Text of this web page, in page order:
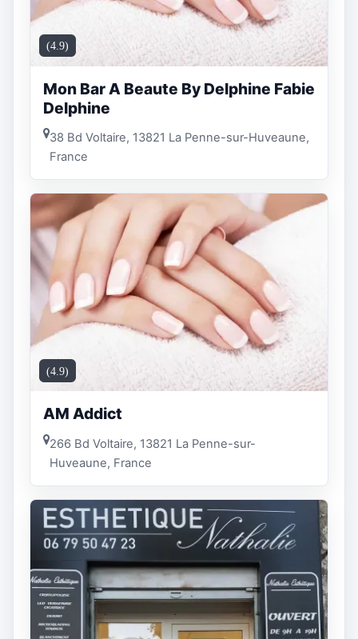
(4.9)
Mon Bar A Beaute By Delphine Fabie
Delphine
38 Bd Voltaire, 13821 La Penne-sur-Huveaune,
France
(4.9)
AM Addict
266 Bd Voltaire, 13821 La Penne-sur-
Huveaune, France